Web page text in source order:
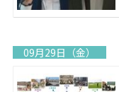
09月29日（金）